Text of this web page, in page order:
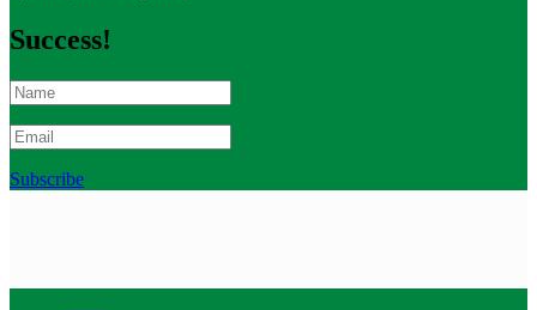
Success!
Subscribe